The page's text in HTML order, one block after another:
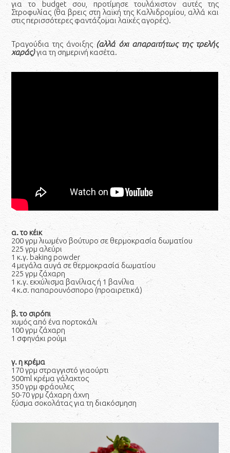
για το budget σου, προτίμησε τουλάχιστον αυτές της
Στροφυλίας (θα βρεις στη λαϊκή της Καλλιδρομίου, αλλά και
στις περισσότερες φαντάζομαι λαϊκές αγορές).
Τραγούδια της άνοιξης (αλλά όχι απαραιτήτως της τρελής
χαράς)για τη σημερινή κασέτα.
α. το κέικ
200 γρμ λιωμένο βούτυρο σε θερμοκρασία δωματίου
225 γρμ αλεύρι
1 κ.γ. baking powder
4 μεγάλα αυγά σε θερμοκρασία δωματίου
225 γρμ ζάχαρη
1 κ.γ. εκχύλισμα βανίλιας ή 1 βανίλια
4 κ.σ. παπαρουνόσπορο (προαιρετικά)
β. το σιρόπι
χυμός από ένα πορτοκάλι
100 γρμ ζάχαρη
1 σφηνάκι ρούμι
γ. η κρέμα
170 γρμ στραγγιστό γιαούρτι
500ml κρέμα γάλακτος
350 γρμ φράουλες
50-70 γρμ ζάχαρη άχνη
ξύσμα σοκολάτας για τη διακόσμηση